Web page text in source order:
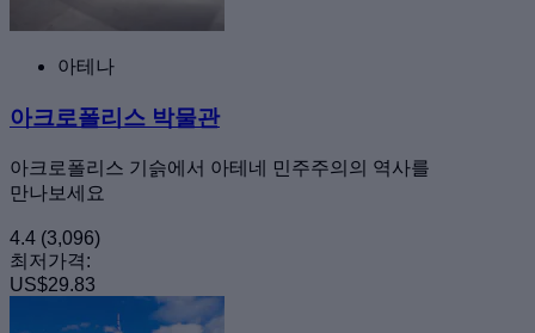
아테나
아크로폴리스 박물관
아크로폴리스 기슭에서 아테네 민주주의의 역사를
만나보세요
4.4 (3,096)
최저가격:
US$29.83